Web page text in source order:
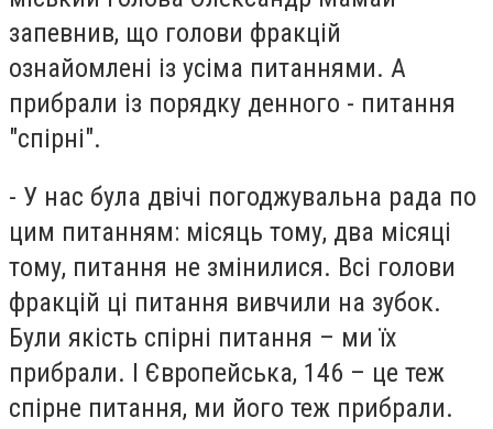
запевнив, що голови фракцій
ознайомлені із усіма питаннями. А
прибрали із порядку денного - питання
"спірні".
- У нас була двічі погоджувальна рада по
цим питанням: місяць тому, два місяці
тому, питання не змінилися. Всі голови
фракцій ці питання вивчили на зубок.
Були якість спірні питання – ми їх
прибрали. І Європейська, 146 – це теж
спірне питання, ми його теж прибрали.